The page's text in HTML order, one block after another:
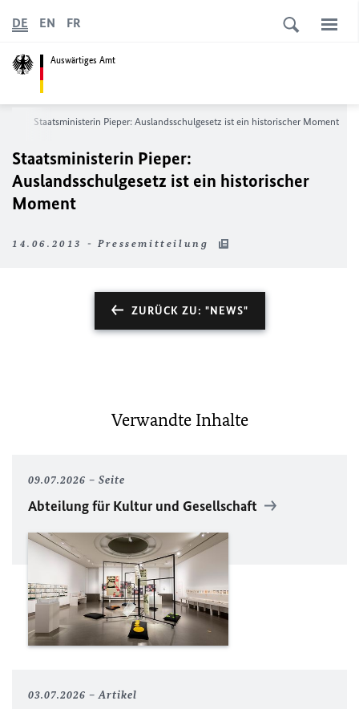
Auswärtiges Amt
DE EN FR
Staatsministerin Pieper: Auslandsschulgesetz ist ein historischer Moment
Staatsministerin Pieper:
Auslandsschulgesetz ist ein historischer
Moment
14.06.2013 - Pressemitteilung
ZURÜCK ZU: "NEWS"
Verwandte Inhalte
09.07.2026 Seite
Abteilung für Kultur und Gesellschaft
03.07.2026 Artikel